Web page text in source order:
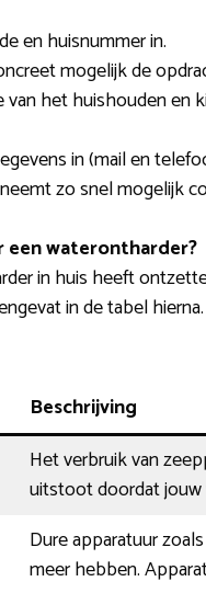
en huisnummer in.
mogelijk de
het huishouden en
in (mail en
zo snel mogelijk
een waterontharder?
in huis heeft
in de tabel
Beschrijving
Het verbruik van
uitstoot doordat jouw
Dure apparatuur
meer hebben.